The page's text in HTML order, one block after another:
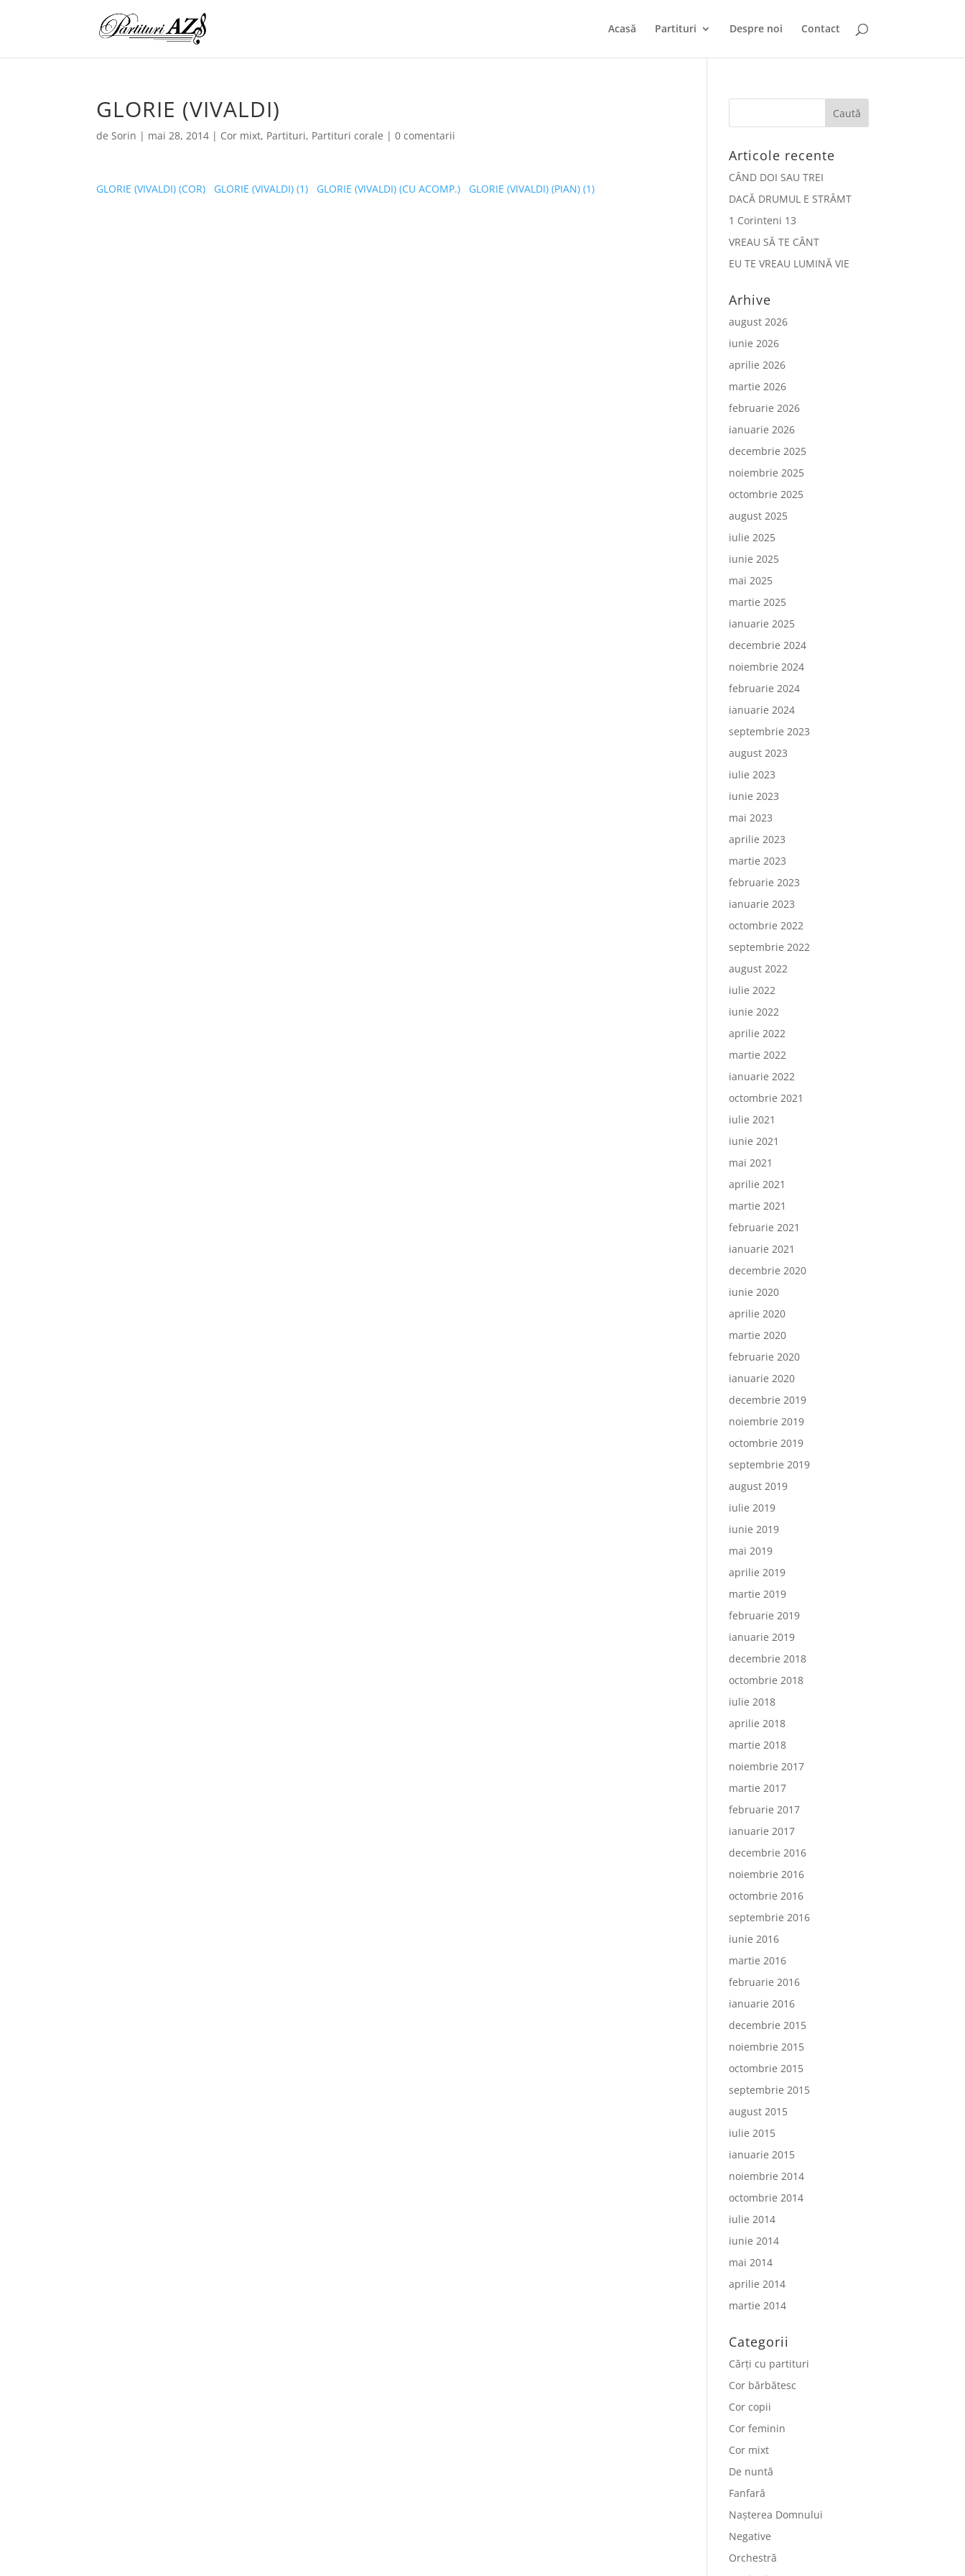
Acasă Partituri Despre noi Contact
GLORIE (VIVALDI)
deSorin | mai 28, 2014 | Cor mixt, Partituri, Partituri corale |0 comentarii
GLORIE (VIVALDI) (COR) GLORIE (VIVALDI) (1) GLORIE (VIVALDI) (CU ACOMP.) GLORIE (VIVALDI) (PIAN) (1)
Articole recente
CÂND DOI SAU TREI
DACĂ DRUMUL E STRÂMT
1 Corinteni 13
VREAU SĂ TE CÂNT
EU TE VREAU LUMINĂ VIE
Arhive
august 2026
iunie 2026
aprilie 2026
martie 2026
februarie 2026
ianuarie 2026
decembrie 2025
noiembrie 2025
octombrie 2025
august 2025
iulie 2025
iunie 2025
mai 2025
martie 2025
ianuarie 2025
decembrie 2024
noiembrie 2024
februarie 2024
ianuarie 2024
septembrie 2023
august 2023
iulie 2023
iunie 2023
mai 2023
aprilie 2023
martie 2023
februarie 2023
ianuarie 2023
octombrie 2022
septembrie 2022
august 2022
iulie 2022
iunie 2022
aprilie 2022
martie 2022
ianuarie 2022
octombrie 2021
iulie 2021
iunie 2021
mai 2021
aprilie 2021
martie 2021
februarie 2021
ianuarie 2021
decembrie 2020
iunie 2020
aprilie 2020
martie 2020
februarie 2020
ianuarie 2020
decembrie 2019
noiembrie 2019
octombrie 2019
septembrie 2019
august 2019
iulie 2019
iunie 2019
mai 2019
aprilie 2019
martie 2019
februarie 2019
ianuarie 2019
decembrie 2018
octombrie 2018
iulie 2018
aprilie 2018
martie 2018
noiembrie 2017
martie 2017
februarie 2017
ianuarie 2017
decembrie 2016
noiembrie 2016
octombrie 2016
septembrie 2016
iunie 2016
martie 2016
februarie 2016
ianuarie 2016
decembrie 2015
noiembrie 2015
octombrie 2015
septembrie 2015
august 2015
iulie 2015
ianuarie 2015
noiembrie 2014
octombrie 2014
iulie 2014
iunie 2014
mai 2014
aprilie 2014
martie 2014
Categorii
Cărți cu partituri
Cor bărbătesc
Cor copii
Cor feminin
Cor mixt
De nuntă
Fanfară
Nașterea Domnului
Negative
Orchestră